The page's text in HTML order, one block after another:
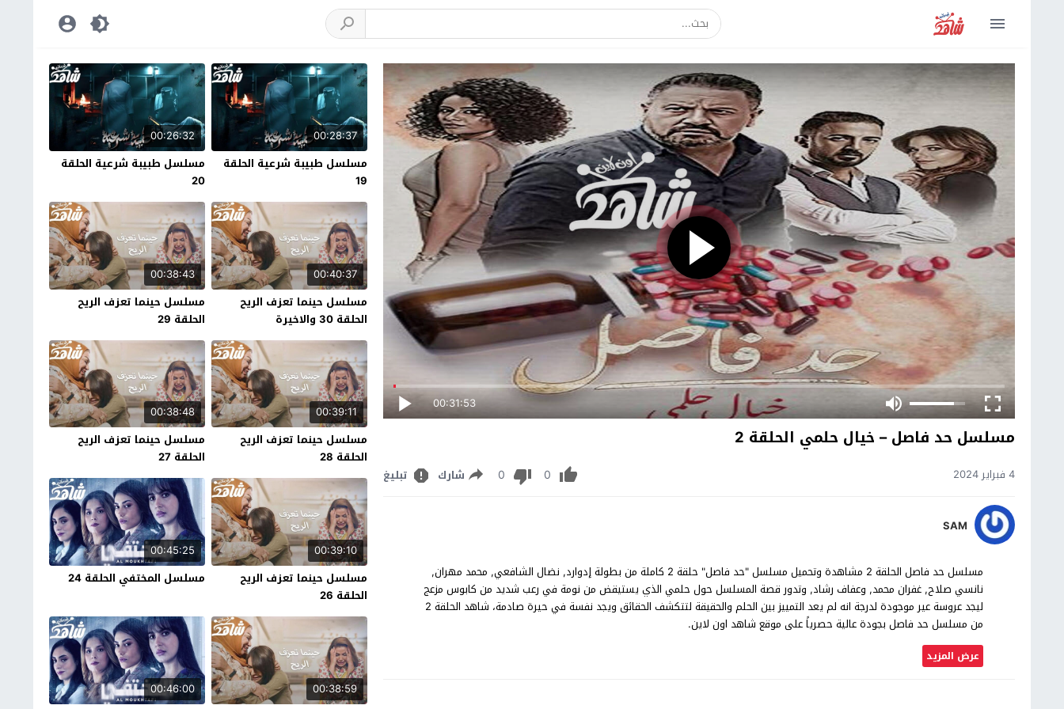
00:31:53
مسلسل حد فاصل – خيال حلمي الحلقة 2
4 فبراير 2024 0
0 شارك تبليغ
SAM
مسلسل حد فاصل الحلقة 2 مشاهدة وتحميل مسلسل "حد فاصل" حلقة 2 كاملة من بطولة إدوارد, نضال الشافعي, محمد مهران,
نانسي صلاح, غفران محمد, وعفاف رشاد, وتدور قصة المسلسل حول حلمي الذي يستيقض من نومة في رعب شديد من كابوس مزعج
ليجد عروسة عير موجودة لدرجة انه لم يعد التمييز بين الحلم والحقيقة لتتكشف الحقائق ويجد نفسة في حيرة صادمة، شاهد الحلقة 2
من مسلسل حد فاصل بجودة عالية حصرياً على موقع شاهد اون لاين.
عرض المزيد
00:28:37
مسلسل طبيبة شرعية الحلقة
19
00:26:32
مسلسل طبيبة شرعية الحلقة
20
00:40:37
مسلسل حينما تعزف الريح
الحلقة 30 والاخيرة
00:38:43
مسلسل حينما تعزف الريح
الحلقة 29
00:39:11
مسلسل حينما تعزف الريح
الحلقة 28
00:38:48
مسلسل حينما تعزف الريح
الحلقة 27
00:39:10
مسلسل حينما تعزف الريح
الحلقة 26
00:45:25
مسلسل المختفي الحلقة 24
00:38:59
00:46:00